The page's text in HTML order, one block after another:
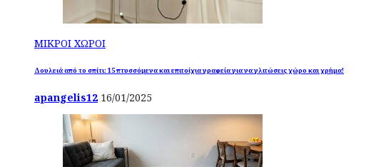
ΜΙΚΡΟΙ ΧΩΡΟΙ
Δουλειά από το σπίτι: 15 πτυσσόμενα και επιτοίχια γραφεία για να γλιτώσεις χώρο και χρήμα!
apangelis12 16/01/2025